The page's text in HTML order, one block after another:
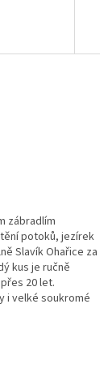
zábradlím
potoků, jezírek
Slavík Ohařice za
kus je ručně
20 let.
i velké soukromé